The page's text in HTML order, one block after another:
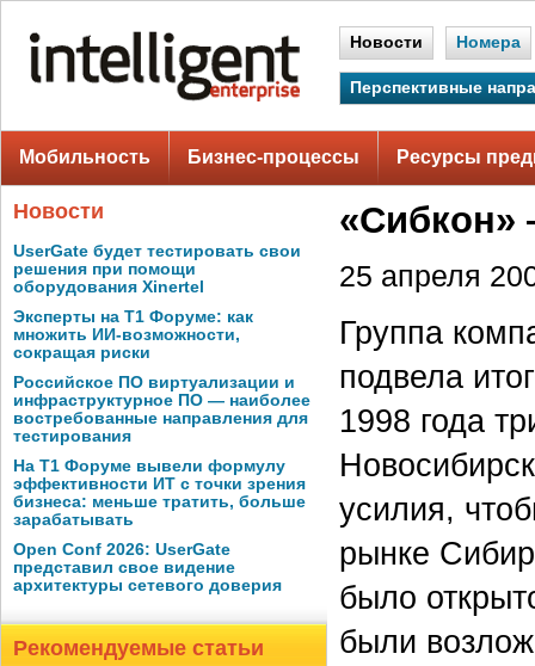
Новости Номера
Перспективные
Мобильность Бизнес-процессы Ресурсы
Новости
UserGate будет тестировать свои
решения при помощи
оборудования Xinertel
Эксперты на Т1 Форуме: как
множить ИИ-возможности,
сокращая риски
Российское ПО виртуализации и
инфраструктурное ПО — наиболее
востребованные направления для
тестирования
На Т1 Форуме вывели формулу
эффективности ИТ с точки зрения
бизнеса: меньше тратить, больше
зарабатывать
Open Conf 2026: UserGate
представил свое видение
архитектуры сетевого доверия
Рекомендуемые статьи
«Сибкон»
25 апреля
Группа
подвела
1998 года
усилия,
рынке
было
были